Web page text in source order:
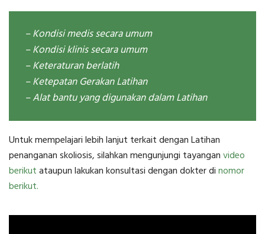
– Kondisi medis secara umum
– Kondisi klinis secara umum
– Keteraturan berlatih
– Ketepatan Gerakan Latihan
– Alat bantu yang digunakan dalam Latihan
Untuk mempelajari lebih lanjut terkait dengan Latihan
penanganan skoliosis, silahkan mengunjungi tayanganvideo
berikutataupun lakukan konsultasi dengan dokter dinomor
berikut.